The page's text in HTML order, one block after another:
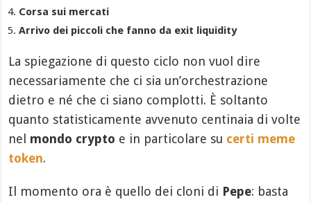
Corsa sui mercati
Arrivo dei piccoli che fanno da exit liquidity
La spiegazione di questo ciclo non vuol dire
necessariamente che ci sia un’orchestrazione
dietro e né che ci siano complotti. È soltanto
quanto statisticamente avvenuto centinaia di volte
nel mondo crypto e in particolare su certi meme
token.
Il momento ora è quello dei cloni di Pepe: basta